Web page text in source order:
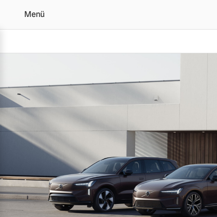
Menü
Vollelektrisch
6 Modelle
Plug-in Hybrid
3 Modelle